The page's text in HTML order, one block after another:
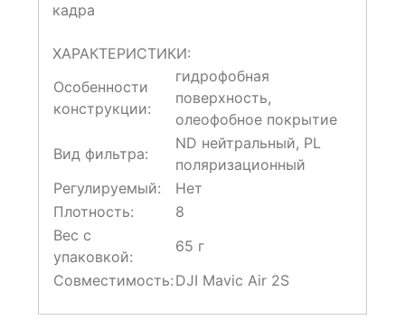
кадра
ХАРАКТЕРИСТИКИ:
Особенности
конструкции:
гидрофобная
поверхность,
олеофобное покрытие
Вид фильтра:
ND нейтральный, PL
поляризационный
Регулируемый:
Нет
Плотность:
8
Вес с
упаковкой:
65 г
Совместимость: DJI Mavic Air 2S